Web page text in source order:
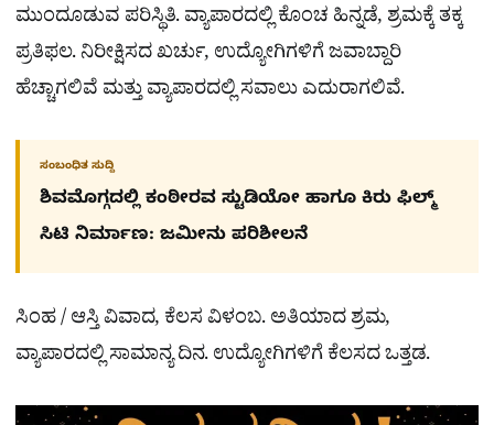
ಮುಂದೂಡುವ ಪರಿಸ್ಥಿತಿ. ವ್ಯಾಪಾರದಲ್ಲಿ ಕೊಂಚ ಹಿನ್ನಡೆ, ಶ್ರಮಕ್ಕೆ ತಕ್ಕ
ಪ್ರತಿಫಲ. ನಿರೀಕ್ಷಿಸದ ಖರ್ಚು, ಉದ್ಯೋಗಿಗಳಿಗೆ ಜವಾಬ್ದಾರಿ
ಹೆಚ್ಚಾಗಲಿವೆ ಮತ್ತು ವ್ಯಾಪಾರದಲ್ಲಿ ಸವಾಲು ಎದುರಾಗಲಿವೆ.
ಸಂಬಂಧಿತ ಸುದ್ದಿ
ಶಿವಮೊಗ್ಗದಲ್ಲಿ ಕಂಠೀರವ ಸ್ಟುಡಿಯೋ ಹಾಗೂ ಕಿರು ಫಿಲ್ಮ್
ಸಿಟಿ ನಿರ್ಮಾಣ: ಜಮೀನು ಪರಿಶೀಲನೆ
ಸಿಂಹ / ಆಸ್ತಿ ವಿವಾದ, ಕೆಲಸ ವಿಳಂಬ. ಅತಿಯಾದ ಶ್ರಮ,
ವ್ಯಾಪಾರದಲ್ಲಿ ಸಾಮಾನ್ಯ ದಿನ. ಉದ್ಯೋಗಿಗಳಿಗೆ ಕೆಲಸದ ಒತ್ತಡ.